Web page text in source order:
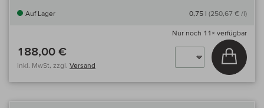
Auf Lager 0,75 l (250,67 € /l)
Nur noch 11× verfügbar
188,00 €
inkl. MwSt, zzgl. Versand
In